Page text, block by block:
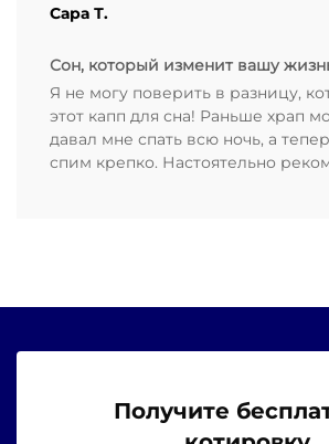
Сара Т.
Сон, который изменит вашу
Я не могу поверить в разницу,
этот капп для сна! Раньше храп
давал мне спать всю ночь, а
спим крепко. Настоятельно
Получите